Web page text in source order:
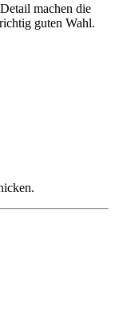
machen die
guten Wahl.